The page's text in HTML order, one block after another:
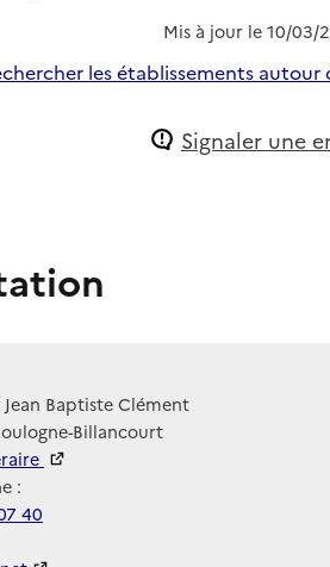
Mis à jour le 10/03/
les établissements
Signaler une
Jean Baptiste Clément
Billancourt
:
40